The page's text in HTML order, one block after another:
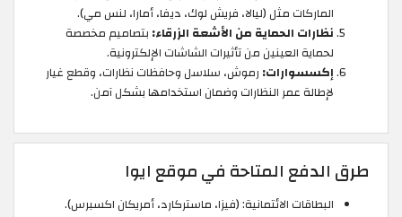
الماركات مثل (ليالا، فريش لوك، ديفا، أمارا، لنس مي).
نظارات الحماية من الأشعة الزرقاء: بتصاميم مخصصة
لحماية العينين من تأثيرات الشاشات الإلكترونية.
إكسسوارات: رموش، سلاسل وحافظات نظارات، وقطع غيار
لإطالة عمر النظارات وضمان استخدامها بشكل آمن.
طرق الدفع المتاحة في موقع ايوا
البطاقات الائتمانية: (فيزا، ماستركارد، أمريكان اكسبرس).